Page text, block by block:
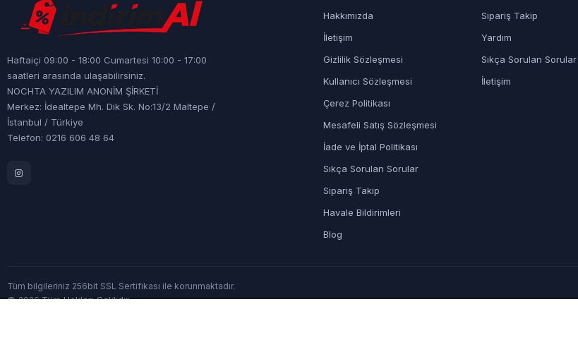
Haftaiçi 09:00 - 18:00 Cumartesi 10:00 - 17:00
saatleri arasında ulaşabilirsiniz.
NOCHTA YAZILIM ANONİM ŞİRKETİ
Merkez: İdealtepe Mh. Dik Sk. No:13/2 Maltepe /
İstanbul / Türkiye
Telefon: 0216 606 48 64
Hakkımızda
İletişim
Gizlilik Sözleşmesi
Kullanıcı Sözleşmesi
Çerez Politikası
Mesafeli Satış Sözleşmesi
İade ve İptal Politikası
Sıkça Sorulan Sorular
Sipariş Takip
Havale Bildirimleri
Blog
Sipariş Takip
Yardım
Sıkça Sorulan Sorular
İletişim
Tüm bilgileriniz 256bit SSL Sertifikası ile korunmaktadır.
©2026Tüm Hakları Saklıdır